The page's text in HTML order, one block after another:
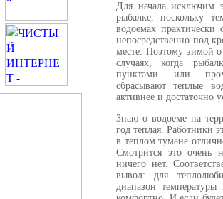
Для начала исключим
рыбалке, поскольку
водоемах
непосредственно под
месте. Поэтому зимой
случаях, когда
пунктами или
сбрасывают теплые
активнее и достаточно
Знаю о водоеме на
год теплая. Работники
в теплом тумане
Смотрится это очень
ничего нет.
вывод: для
диапазон